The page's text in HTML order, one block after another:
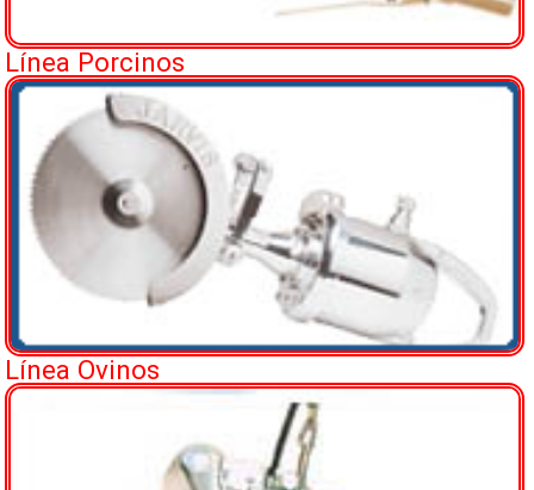
Línea Porcinos
Línea Ovinos